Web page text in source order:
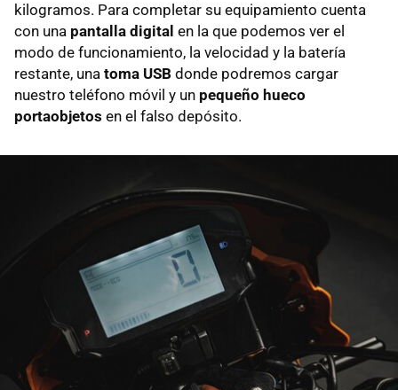
kilogramos. Para completar su equipamiento cuenta
con una pantalla digital en la que podemos ver el
modo de funcionamiento, la velocidad y la batería
restante, una toma USB donde podremos cargar
nuestro teléfono móvil y un pequeño hueco
portaobjetos en el falso depósito.